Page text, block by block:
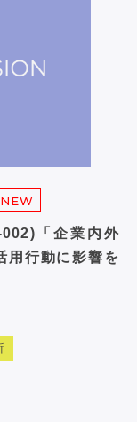
NEW
「企業内外
行動に影響を